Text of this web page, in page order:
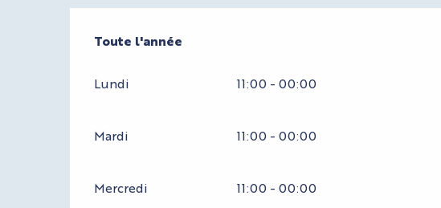
Toute l'année
Toute l'année
Lundi 11:00 - 00:00
Mardi 11:00 - 00:00
Mercredi 11:00 - 00:00